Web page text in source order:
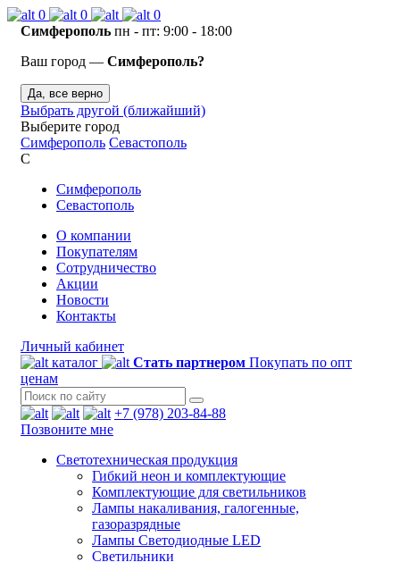
0 0
0
Симферополь пн - пт: 9:00 - 18:00
Ваш город — Симферополь?
Да, все верно
Выбрать другой (ближайший)
Выберите город
Симферополь Севастополь
С
Симферополь
Севастополь
О компании
Покупателям
Сотрудничество
Акции
Новости
Контакты
Личный кабинет
каталог
Стать партнером Покупать по опт
ценам
+7 (978) 203-84-88
Позвоните мне
Светотехническая продукция
Гибкий неон и комплектующие
Комплектующие для светильников
Лампы накаливания, галогенные,
газоразрядные
Лампы Светодиодные LED
Светильники